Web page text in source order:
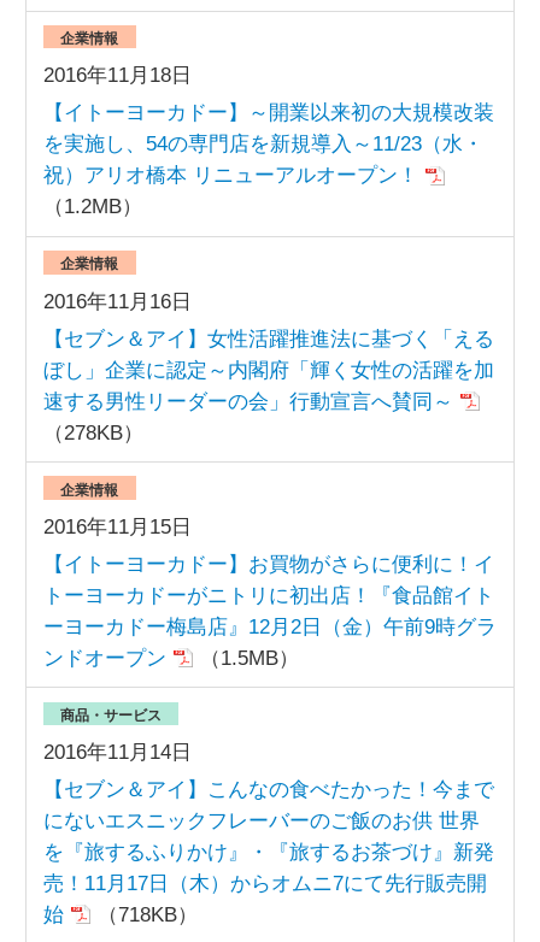
2016年11月18日
企業情報
【イトーヨーカドー】～開業以来初の大規模改装
を実施し、54の専門店を新規導入～11/23（水・
祝）アリオ橋本 リニューアルオープン！
（1.2MB）
2016年11月16日
企業情報
【セブン＆アイ】女性活躍推進法に基づく「える
ぼし」企業に認定～内閣府「輝く女性の活躍を加
速する男性リーダーの会」行動宣言へ賛同～
（278KB）
2016年11月15日
企業情報
【イトーヨーカドー】お買物がさらに便利に！イ
トーヨーカドーがニトリに初出店！『食品館イト
ーヨーカドー梅島店』12月2日（金）午前9時グラ
ンドオープン
（1.5MB）
2016年11月14日
商品・サービス
【セブン＆アイ】こんなの食べたかった！今まで
にないエスニックフレーバーのご飯のお供 世界
を『旅するふりかけ』・『旅するお茶づけ』新発
売！11月17日（木）からオムニ7にて先行販売開
始
（718KB）